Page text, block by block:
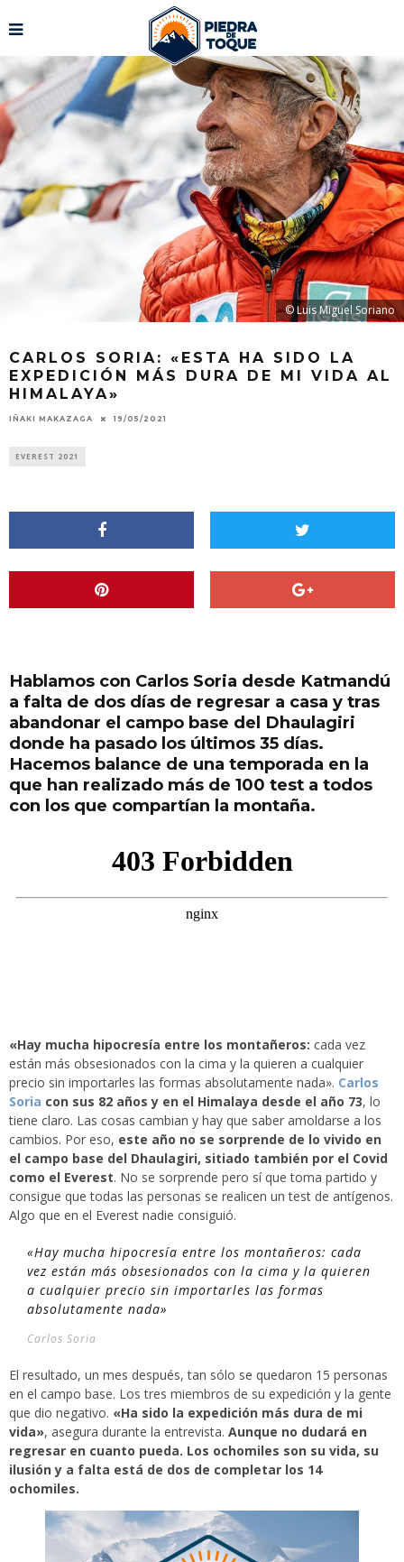
© Luis Miguel Soriano
CARLOS SORIA: «ESTA HA SIDO LA
EXPEDICIÓN MÁS DURA DE MI VIDA AL
HIMALAYA»
IÑAKI MAKAZAGA 19/05/2021
EVEREST 2021
Hablamos con Carlos Soria desde Katmandú
a falta de dos días de regresar a casa y tras
abandonar el campo base del Dhaulagiri
donde ha pasado los últimos 35 días.
Hacemos balance de una temporada en la
que han realizado más de 100 test a todos
con los que compartían la montaña.
«Hay mucha hipocresía entre los montañeros: cada vez
están más obsesionados con la cima y la quieren a cualquier
precio sin importarles las formas absolutamente nada». Carlos
Soria con sus 82 años y en el Himalaya desde el año 73, lo
tiene claro. Las cosas cambian y hay que saber amoldarse a los
cambios. Por eso, este año no se sorprende de lo vivido en
el campo base del Dhaulagiri, sitiado también por el Covid
como el Everest. No se sorprende pero sí que toma partido y
consigue que todas las personas se realicen un test de antígenos.
Algo que en el Everest nadie consiguió.
«Hay mucha hipocresía entre los montañeros: cada
vez están más obsesionados con la cima y la quieren
a cualquier precio sin importarles las formas
absolutamente nada»
Carlos Soria
El resultado, un mes después, tan sólo se quedaron 15 personas
en el campo base. Los tres miembros de su expedición y la gente
que dio negativo. «Ha sido la expedición más dura de mi
vida», asegura durante la entrevista. Aunque no dudará en
regresar en cuanto pueda. Los ochomiles son su vida, su
ilusión y a falta está de dos de completar los 14
ochomiles.